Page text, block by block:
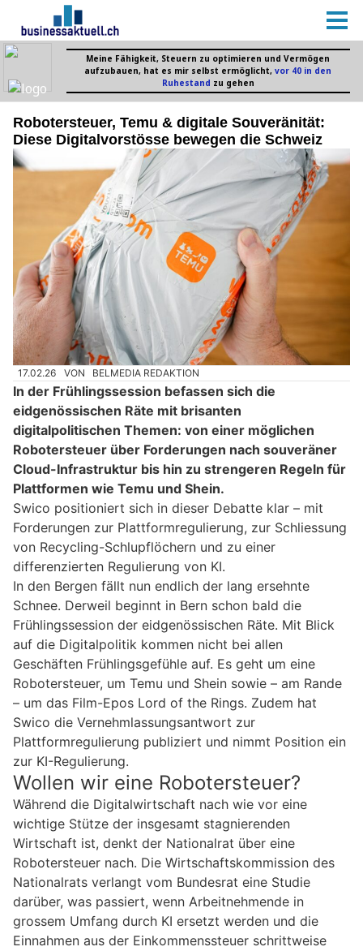
Robotersteuer, Temu & digitale Souveränität:
Diese Digitalvorstösse bewegen die Schweiz
17.02.26 VON BELMEDIA REDAKTION
In der Frühlingssession befassen sich die
eidgenössischen Räte mit brisanten
digitalpolitischen Themen: von einer möglichen
Robotersteuer über Forderungen nach souveräner
Cloud-Infrastruktur bis hin zu strengeren Regeln für
Plattformen wie Temu und Shein.
Swico positioniert sich in dieser Debatte klar – mit
Forderungen zur Plattformregulierung, zur Schliessung
von Recycling-Schlupflöchern und zu einer
differenzierten Regulierung von KI.
In den Bergen fällt nun endlich der lang ersehnte
Schnee. Derweil beginnt in Bern schon bald die
Frühlingssession der eidgenössischen Räte. Mit Blick
auf die Digitalpolitik kommen nicht bei allen
Geschäften Frühlingsgefühle auf. Es geht um eine
Robotersteuer, um Temu und Shein sowie – am Rande
– um das Film-Epos Lord of the Rings. Zudem hat
Swico die Vernehmlassungsantwort zur
Plattformregulierung publiziert und nimmt Position ein
zur KI-Regulierung.
Wollen wir eine Robotersteuer?
Während die Digitalwirtschaft nach wie vor eine
wichtige Stütze der insgesamt stagnierenden
Wirtschaft ist, denkt der Nationalrat über eine
Robotersteuer nach. Die Wirtschaftskommission des
Nationalrats verlangt vom Bundesrat eine Studie
darüber, was passiert, wenn Arbeitnehmende in
grossem Umfang durch KI ersetzt werden und die
Einnahmen aus der Einkommenssteuer schrittweise